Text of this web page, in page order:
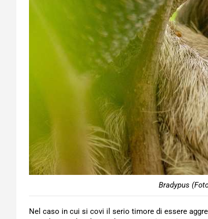
Bradypus
Nel caso in cui si covi il serio timore di essere